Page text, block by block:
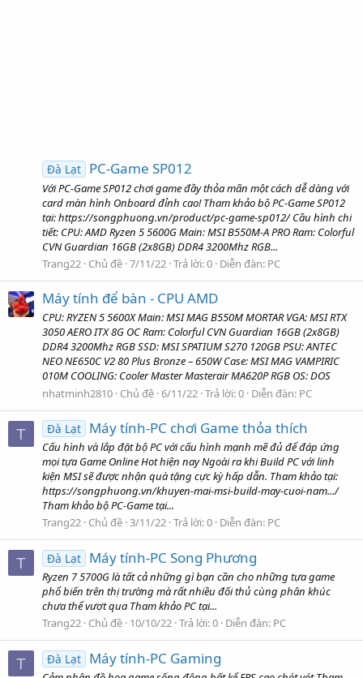
Đà Lạt PC-Game SP012
Với PC-Game SP012 chơi game đầy thỏa mãn một cách dễ dàng với
card màn hình Onboard đỉnh cao! Tham khảo bộ PC-Game SP012
tại: https://songphuong.vn/product/pc-game-sp012/ Cầu hình chi
tiết: CPU: AMD Ryzen 5 5600G Main: MSI B550M-A PRO Ram: Colorful
CVN Guardian 16GB (2x8GB) DDR4 3200Mhz RGB...
Trang22 Chủ đề 7/11/22 Trả lời: 0 Diễn đàn: PC
Máy tính để bàn - CPU AMD
CPU: RYZEN 5 5600X Main: MSI MAG B550M MORTAR VGA: MSI RTX
3050 AERO ITX 8G OC Ram: Colorful CVN Guardian 16GB (2x8GB)
DDR4 3200Mhz RGB SSD: MSI SPATIUM S270 120GB PSU: ANTEC
NEO NE650C V2 80 Plus Bronze – 650W Case: MSI MAG VAMPIRIC
010M COOLING: Cooler Master Masterair MA620P RGB OS: DOS
nhatminh2810 Chủ đề 6/11/22 Trả lời: 0 Diễn đàn: PC
T Đà Lạt Máy tính-PC chơi Game thỏa thích
Cấu hình và lắp đặt bộ PC với cấu hình mạnh mẽ đủ để đáp ứng
mọi tựa Game Online Hot hiện nay Ngoài ra khi Build PC với linh
kiện MSI sẽ được nhận quà tặng cực kỳ hấp dẫn. Tham khảo tại:
https://songphuong.vn/khuyen-mai-msi-build-may-cuoi-nam.../
Tham khảo bộ PC-Game tại...
Trang22 Chủ đề 3/11/22 Trả lời: 0 Diễn đàn: PC
T Đà Lạt Máy tính-PC Song Phương
Ryzen 7 5700G là tất cả những gì bạn cần cho những tựa game
phổ biến trên thị trường mà rất nhiều đối thủ cùng phân khúc
chưa thể vượt qua Tham khảo PC tại...
Trang22 Chủ đề 10/10/22 Trả lời: 0 Diễn đàn: PC
T Đà Lạt Máy tính-PC Gaming